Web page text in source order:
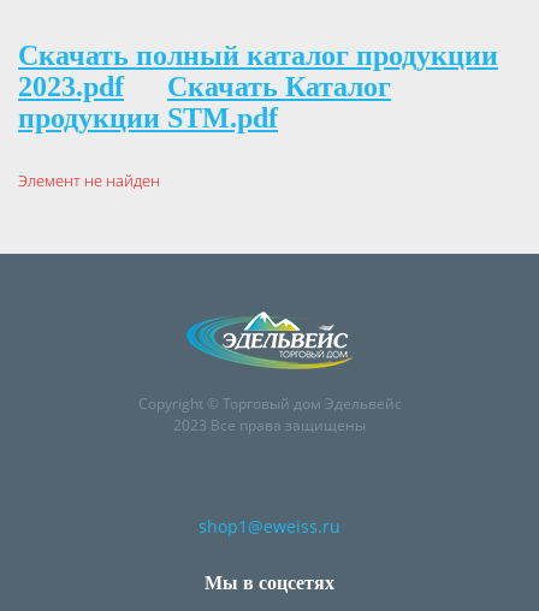
Скачать полный каталог продукции
2023.pdf
Скачать Каталог
продукции STM.pdf
Элемент не найден
Copyright © Торговый дом Эдельвейс
2023 Все права защищены
shop1@eweiss.ru
Мы в соцсетях